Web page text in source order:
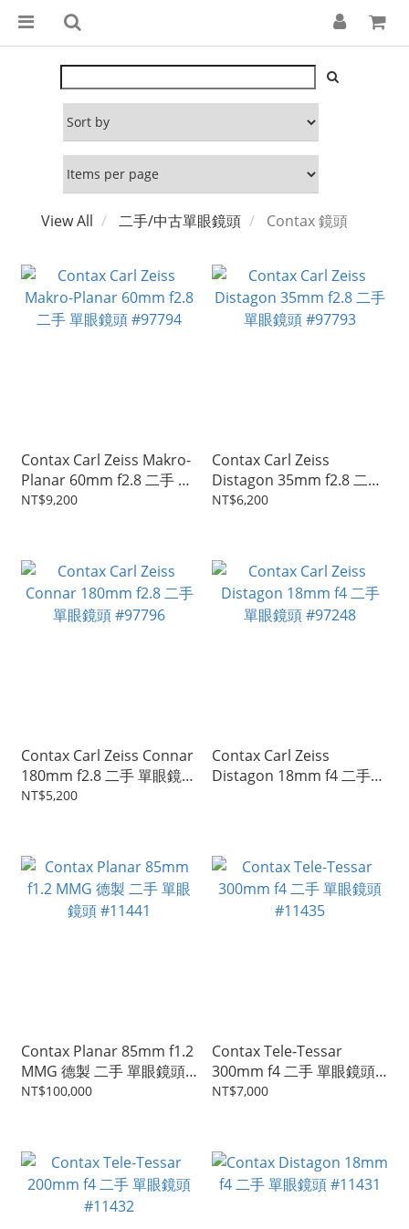
View All 二手/中古單眼鏡頭 Contax 鏡頭
Contax Carl Zeiss Makro-
Planar 60mm f2.8 二手 單
眼鏡頭 #97794
NT$9,200
Contax Carl Zeiss
Distagon 35mm f2.8 二手
單眼鏡頭 #97793
NT$6,200
Contax Carl Zeiss Connar
180mm f2.8 二手 單眼鏡頭
#97796
NT$5,200
Contax Carl Zeiss
Distagon 18mm f4 二手
Contax Planar 85mm f1.2
MMG 德製 二手 單眼鏡頭
#11441
NT$100,000
Contax Tele-Tessar
300mm f4 二手 單眼鏡頭
#11435
NT$7,000